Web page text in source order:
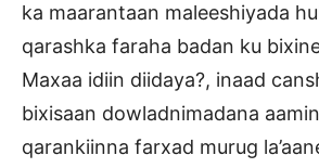
ka maarantaan maleeshiyada
qarashka faraha badan ku
Maxaa idiin diidaya?, inaad
bixisaan dowladnimadana
qarankiinna farxad murug